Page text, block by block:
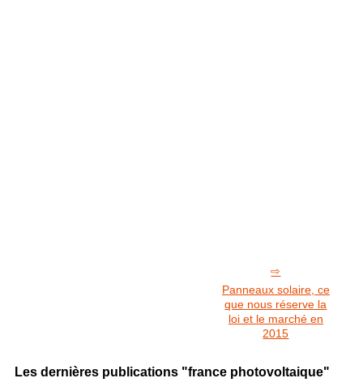
Panneaux solaire, ce
que nous réserve la
loi et le marché en
2015
Les dernières publications "france photovoltaique"